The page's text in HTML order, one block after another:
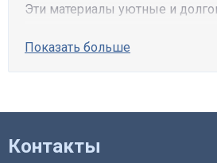
Эти материалы уютные и
Показать больше
Контакты